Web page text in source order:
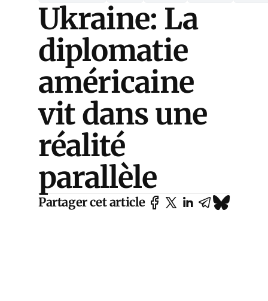
Ukraine: La
diplomatie
américaine
vit dans une
réalité
parallèle
Partager cet article